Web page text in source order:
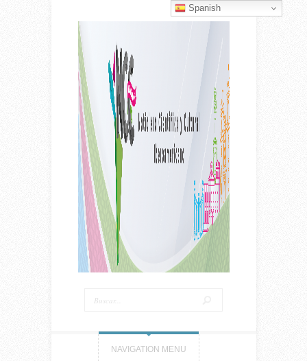
NAVIGATION MENU
Spanish